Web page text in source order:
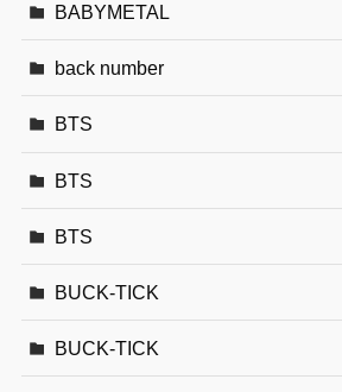
BABYMETAL
back number
BTS
BTS
BTS
BUCK-TICK
BUCK-TICK